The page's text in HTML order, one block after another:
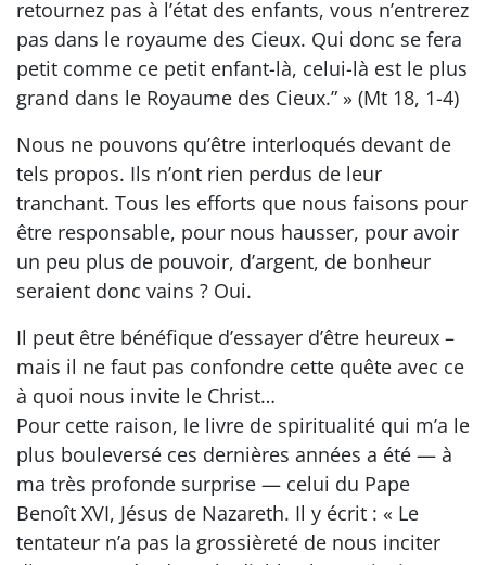
retournez pas à l’état des enfants, vous n’entrerez
pas dans le royaume des Cieux. Qui donc se fera
petit comme ce petit enfant-là, celui-là est le plus
grand dans le Royaume des Cieux.” » (Mt 18, 1-4)
Nous ne pouvons qu’être interloqués devant de
tels propos. Ils n’ont rien perdus de leur
tranchant. Tous les efforts que nous faisons pour
être responsable, pour nous hausser, pour avoir
un peu plus de pouvoir, d’argent, de bonheur
seraient donc vains ? Oui.
Il peut être bénéfique d’essayer d’être heureux –
mais il ne faut pas confondre cette quête avec ce
à quoi nous invite le Christ…
Pour cette raison, le livre de spiritualité qui m’a le
plus bouleversé ces dernières années a été — à
ma très profonde surprise — celui du Pape
Benoît XVI, Jésus de Nazareth. Il y écrit : « Le
tentateur n’a pas la grossièreté de nous inciter